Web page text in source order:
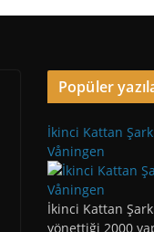
Popüler
İkinci Kattan
Våningen
İkinci Kattan
yönettiği 2000